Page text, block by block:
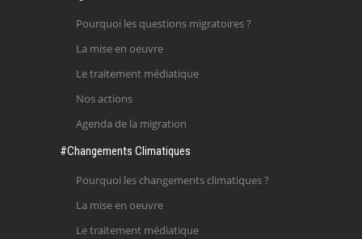
Pourquoi les questions migratoires ?
La mise en oeuvre
Le traitement médiatique
Nos actions
Agenda de la migration
#Changements Climatiques
Pourquoi les changements climatiques ?
La mise en oeuvre
Le traitement médiatique